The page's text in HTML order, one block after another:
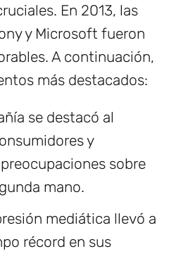
En 2013, las
y Microsoft fueron
A continuación,
más destacados:
se destacó al
y
sobre
mano.
mediática llevó a
récord en sus